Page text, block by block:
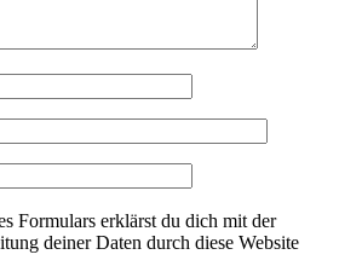
Formulars erklärst du dich mit der
deiner Daten durch diese Website